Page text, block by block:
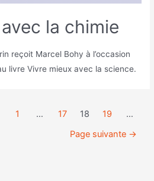
la chimie
reçoit Marcel Bohy à l’occasion
livre Vivre mieux avec la science.
1 … 17 18 19
…
Page suivante →